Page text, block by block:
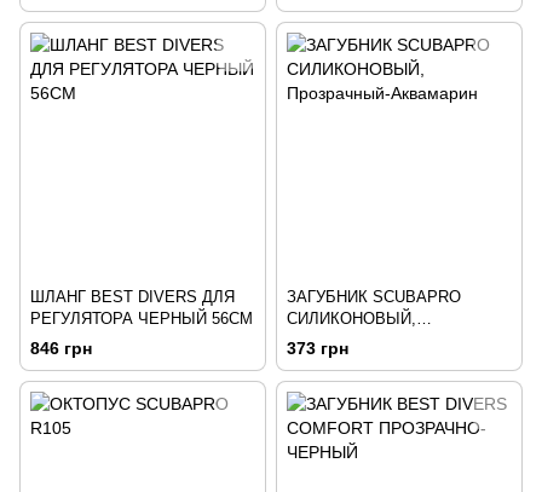
ШЛАНГ BEST DIVERS ДЛЯ
РЕГУЛЯТОРА ЧЕРНЫЙ 56СМ
846 грн
ЗАГУБНИК SCUBAPRO
СИЛИКОНОВЫЙ,
Прозрачный-Аквамарин
373 грн